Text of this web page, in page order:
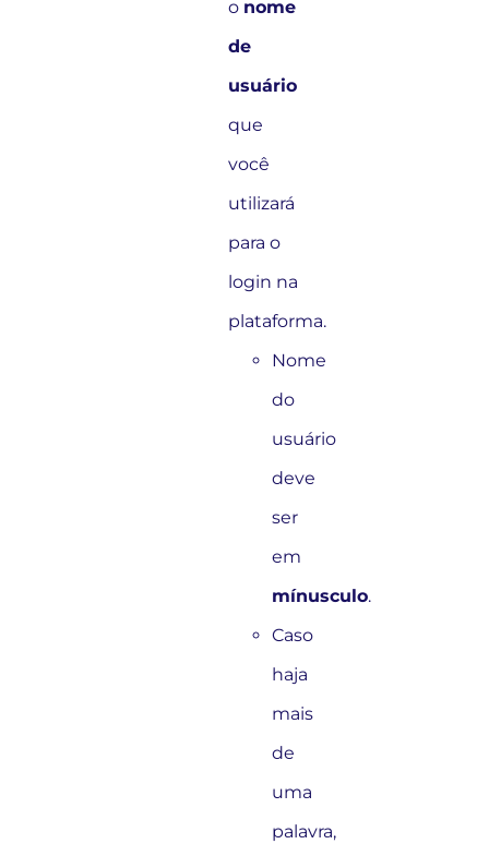
o nome
de
usuário
que
você
utilizará
para o
login na
plataforma.
Nome
do
usuário
deve
ser
em
mínusculo.
Caso
haja
mais
de
uma
palavra,